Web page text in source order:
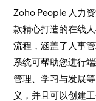
Zoho People 人力
款精心打造的在线
流程，涵盖了人事
系统可帮助您进行
管理、学习与发展
义，并且可以创建